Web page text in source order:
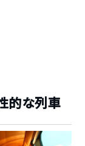
的な列車